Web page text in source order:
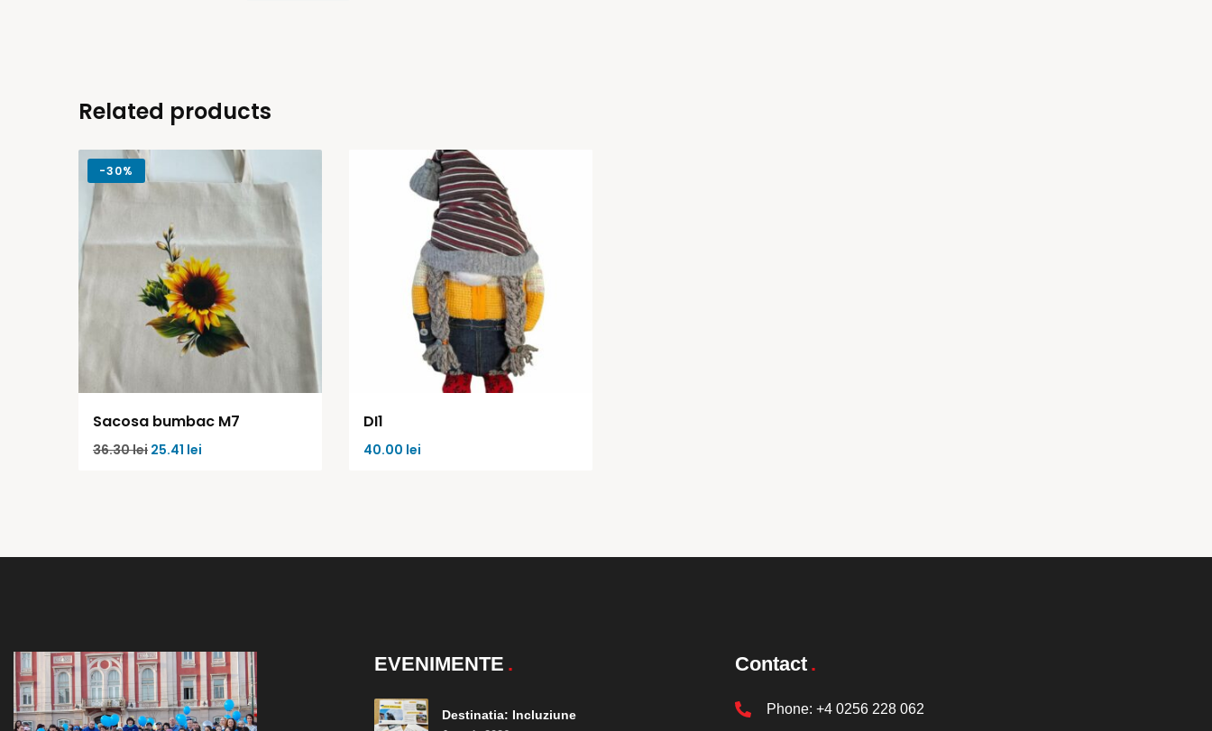
Related products
-30%
Sacosa bumbac M7
36.30lei 25.41 lei
DI1
40.00 lei
EVENIMENTE
Destinatia: Incluziune
Contact
Phone:+4 0256 228 062